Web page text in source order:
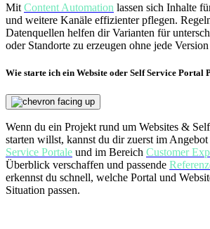
Mit Content Automation lassen sich Inhalte
und weitere Kanäle effizienter pflegen.
Datenquellen helfen dir Varianten für
oder Standorte zu erzeugen ohne jede
Wie starte ich ein Website oder Self Service Portal
Wenn du ein Projekt rund um Websites &
starten willst, kannst du dir zuerst im Angebot
Service Portale und im Bereich Customer
Überblick verschaffen und passende
erkennst du schnell, welche Portal und
Situation passen.